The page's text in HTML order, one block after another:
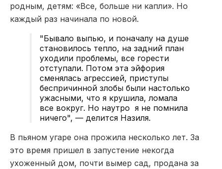
родным, детям: «Все, больше ни капли». Но
каждый раз начинала по новой.
"Бывало выпью, и поначалу на душе
становилось тепло, на задний план
уходили проблемы, все горести
отступали. Потом эта эйфория
сменялась агрессией, приступы
беспричинной злобы были настолько
ужасными, что я крушила, ломала
все вокруг. Но наутро я не помнила
ничего", — делится Назиля.
В пьяном угаре она прожила несколько лет. За
это время пришел в запустение некогда
ухоженный дом, почти вымер сад, продана за